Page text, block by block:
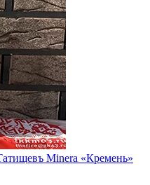
Minera «Кремень»